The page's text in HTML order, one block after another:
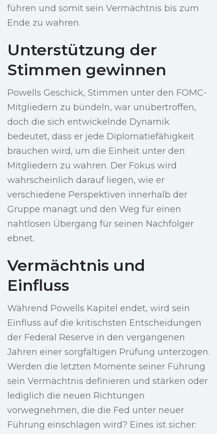
führen und somit sein Vermächtnis bis zum
Ende zu wahren.
Unterstützung der
Stimmen gewinnen
Powells Geschick, Stimmen unter den FOMC-
Mitgliedern zu bündeln, war unübertroffen,
doch die sich entwickelnde Dynamik
bedeutet, dass er jede Diplomatiefähigkeit
brauchen wird, um die Einheit unter den
Mitgliedern zu wahren. Der Fokus wird
wahrscheinlich darauf liegen, wie er
verschiedene Perspektiven innerhalb der
Gruppe managt und den Weg für einen
nahtlosen Übergang für seinen Nachfolger
ebnet.
Vermächtnis und
Einfluss
Während Powells Kapitel endet, wird sein
Einfluss auf die kritischsten Entscheidungen
der Federal Reserve in den vergangenen
Jahren einer sorgfältigen Prüfung unterzogen.
Werden die letzten Momente seiner Führung
sein Vermächtnis definieren und stärken oder
lediglich die neuen Richtungen
vorwegnehmen, die die Fed unter neuer
Führung einschlagen wird? Eines ist sicher: